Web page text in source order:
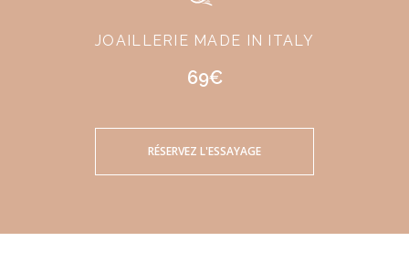
JOAILLERIE MADE IN ITALY
69€
RÉSERVEZ L'ESSAYAGE